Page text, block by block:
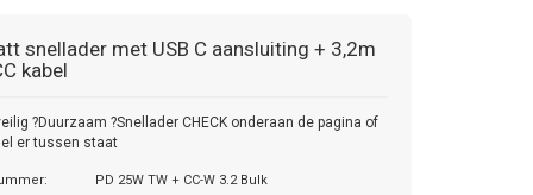
snellader met USB C aansluiting + 3,2m
kabel
?Duurzaam ?Snellader CHECK onderaan de pagina of
er tussen staat
PD 25W TW + CC-W 3.2 Bulk